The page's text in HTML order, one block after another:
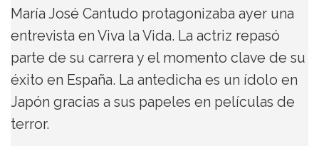
María José Cantudo protagonizaba ayer una
entrevista en Viva la Vida. La actriz repasó
parte de su carrera y el momento clave de su
éxito en España. La antedicha es un ídolo en
Japón gracias a sus papeles en películas de
terror.